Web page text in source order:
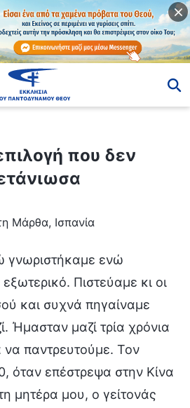
που δεν
Μάρθα, Ισπανία
γνωριστήκαμε ενώ
Πιστεύαμε κι οι
και συχνά πηγαίναμε
Ήμασταν μαζί τρία χρόνια
να παντρευτούμε. Τον
όταν επέστρεψα στην Κίνα
μητέρα μου, ο γείτονάς